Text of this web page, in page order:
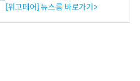
시엄 선정
[위고페어] 뉴스룸 바로가기>